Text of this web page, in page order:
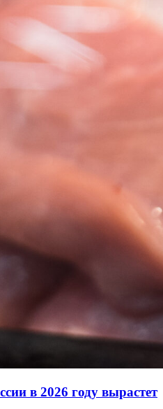
в 2026 году вырастет